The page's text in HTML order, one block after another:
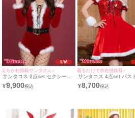
えちかわ悩殺サンタさん♪
サンタコス 2点set セクシー編
み上げ×ふわふわファーハイレ
グ サンタ コスプレ (S/M) [オー
¥9,900
着るだけで存在感抜群♪
サンタコス 4点set バス
上げキラキラスパンコー
ンタ コスプレ [ワンピー
¥8,700